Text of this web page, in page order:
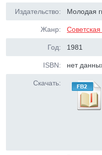
Издательство: Молодая
Жанр: Советская
Год: 1981
ISBN: нет
Скачать: